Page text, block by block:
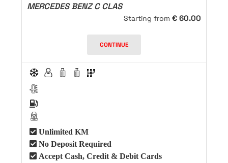
MERCEDES BENZ C CLAS
Starting from € 60.00
CONTINUE
Unlimited KM
No Deposit Required
Accept Cash, Credit & Debit Cards